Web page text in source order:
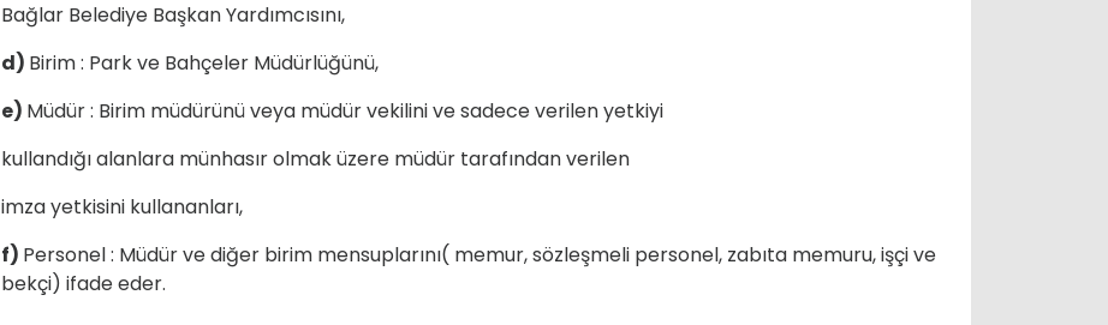
Bağlar Belediye Başkan Yardımcısını,
d) Birim : Park ve Bahçeler Müdürlüğünü,
e) Müdür : Birim müdürünü veya müdür vekilini ve sadece verilen yetkiyi
kullandığı alanlara münhasır olmak üzere müdür tarafından verilen
imza yetkisini kullananları,
f) Personel : Müdür ve diğer birim mensuplarını( memur, sözleşmeli personel, zabıta memuru, işçi ve
bekçi) ifade eder.